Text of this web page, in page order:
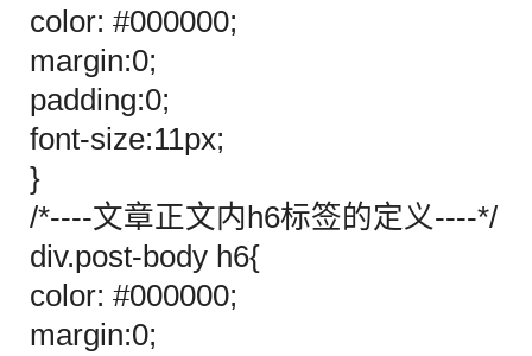
color: #000000;
margin:0;
padding:0;
font-size:11px;
}
/*----文章正文内h6标签的定义----*/
div.post-body h6{
color: #000000;
margin:0;